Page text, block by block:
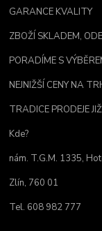
GARANCE KVALITY
ZBOŽÍ SKLADEM,
PORADÍME S
NEJNIŽŠÍ CENY NA
TRADICE PRODEJE
Kde?
nám. T.G.M. 1335,
Zlín, 760 01
Tel. 608 982 777